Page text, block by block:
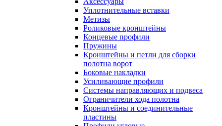
Уплотнительные вставки
Метизы
Роликовые кронштейны
Концевые профили
Пружины
Кронштейны и петли для сборки
полотна ворот
Боковые накладки
Усиливающие профили
Системы направляющих и подвеса
Ограничители хода полотна
Кронштейны и соединительные
пластины